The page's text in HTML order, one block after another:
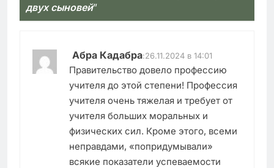
двух сыновей”
Абра Кадабра:26.11.2024 в 14:01
Правительство довело профессию
учителя до этой степени! Профессия
учителя очень тяжелая и требует от
учителя больших моральных и
физических сил. Кроме этого, всеми
неправдами, «попридумывали»
всякие показатели успеваемости